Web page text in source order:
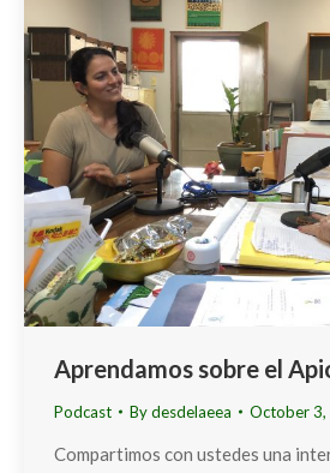
Aprendamos sobre el
Podcast Bydesdelaeea October 3,
Compartimos con ustedes una